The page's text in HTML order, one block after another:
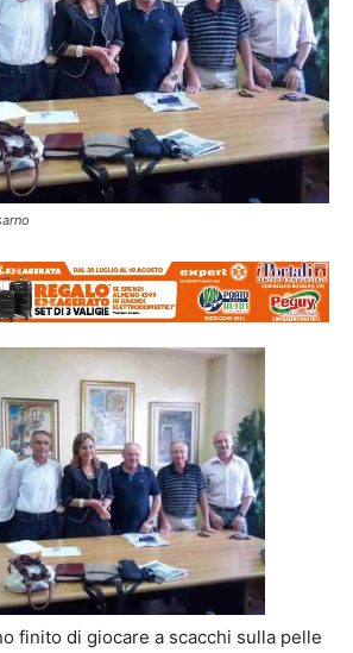
finito di giocare a scacchi sulla pelle